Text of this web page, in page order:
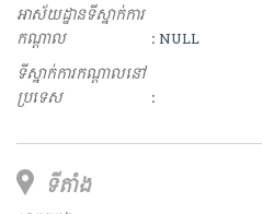
អាស័យដ្ឋានទីស្នាក់ការ
កណ្ដាល
: NULL
ទីស្នាក់ការកណ្ដាលនៅ
ប្រទេស
:
ទីតាំង